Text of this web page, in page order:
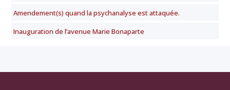
Amendement(s) quand la psychanalyse est attaquée.
Inauguration de l’avenue Marie Bonaparte